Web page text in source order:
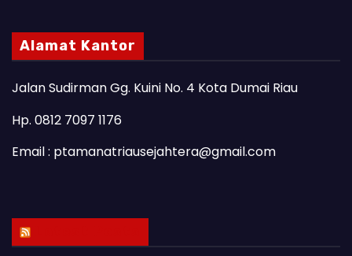
Alamat Kantor
Jalan Sudirman Gg. Kuini No. 4 Kota Dumai Riau
Hp. 0812 7097 1176
Email : ptamanatriausejahtera@gmail.com